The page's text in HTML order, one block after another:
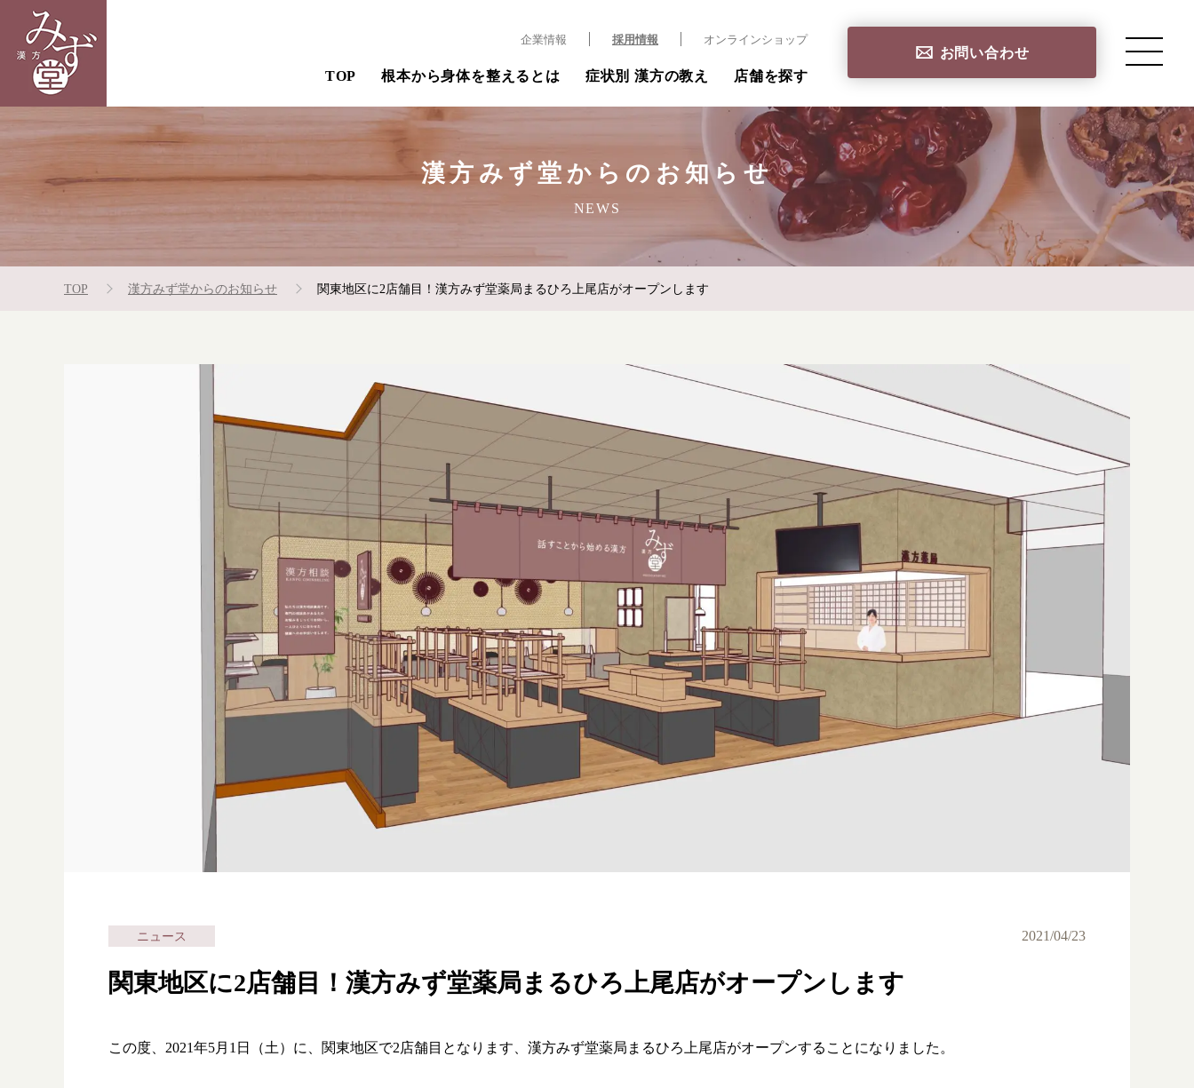
TOP 根本から身体を整えるとは 症状別 漢方の教え 店舗を探す
企業情報 採用情報 オンラインショップ
お問い合わせ
漢方みず堂からのお知らせ
NEWS
TOP 漢方みず堂からのお知らせ 関東地区に2店舗目！漢方みず堂薬局まるひろ上尾店がオープンします
ニュース 2021/04/23
関東地区に2店舗目！漢方みず堂薬局まるひろ上尾店がオープンします
この度、2021年5月1日（土）に、関東地区で2店舗目となります、漢方みず堂薬局まるひろ上尾店がオープンすることになりました。